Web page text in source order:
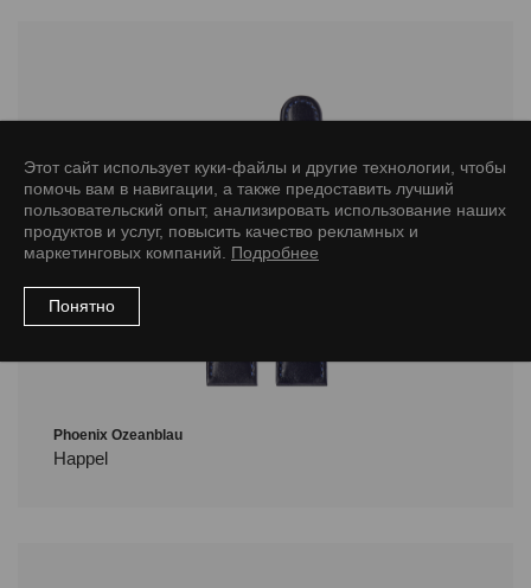
Phoenix Ozeanblau
Happel
Этот сайт использует куки-файлы и другие технологии, чтобы
помочь вам в навигации, а также предоставить лучший
пользовательский опыт, анализировать использование наших
продуктов и услуг, повысить качество рекламных и
маркетинговых компаний. Подробнее
Понятно